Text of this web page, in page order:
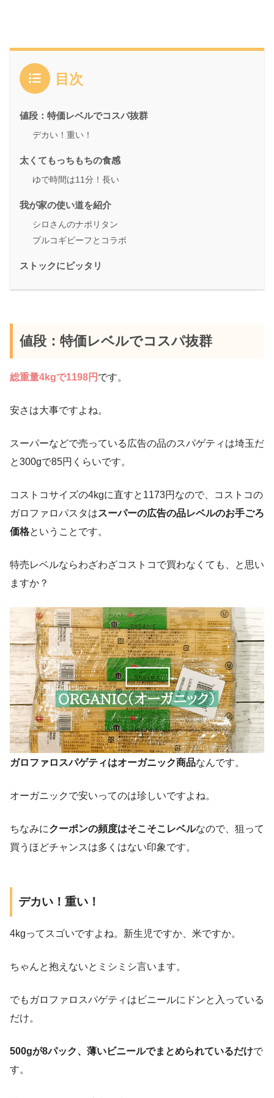
目次
値段：特価レベルでコスパ抜群
デカい！重い！
太くてもっちもちの食感
ゆで時間は11分！長い
我が家の使い道を紹介
シロさんのナポリタン
プルコギビーフとコラボ
ストックにピッタリ
値段：特価レベルでコスパ抜群
総重量4kgで1198円 です。
安さは大事ですよね。
スーパーなどで売っている広告の品のスパゲティは埼玉だ
と300gで85円くらいです。
コストコサイズの4kgに直すと1173円なので、コストコの
ガロファロパスタはスーパーの広告の品レベルのお手ごろ
価格ということです。
特売レベルならわざわざコストコで買わなくても、と思い
ますか？
ガロファロスパゲティはオーガニック商品なんです。
オーガニックで安いってのは珍しいですよね。
ちなみにクーポンの頻度はそこそこレベルなので、狙って
買うほどチャンスは多くはない印象です。
デカい！重い！
4kgってスゴいですよね。新生児ですか、米ですか。
ちゃんと抱えないとミシミシ言います。
でもガロファロスパゲティはビニールにドンと入っている
だけ。
500gが8パック、薄いビニールでまとめられているだけで
す。